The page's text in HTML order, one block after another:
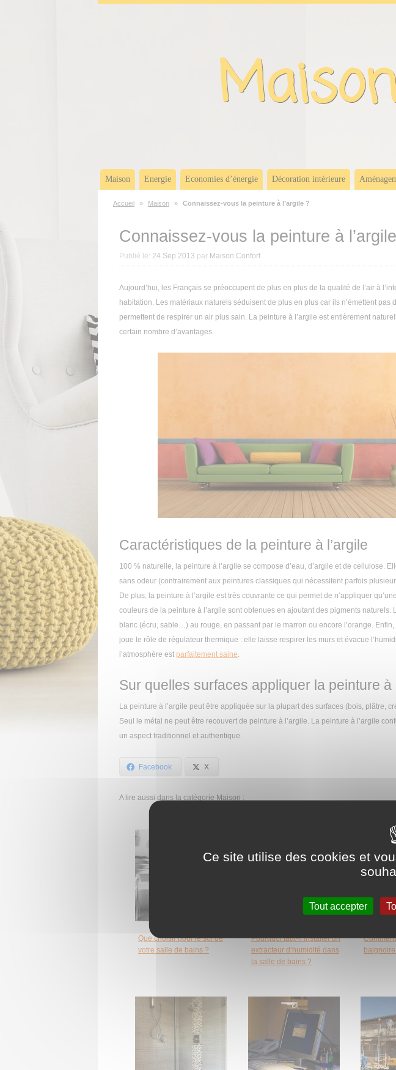
Panneau de gestion des cookies
Ce site utilise des cookies et
Tout accepter
Maison Energie Economies d’énergie Décoration intérieure
Accueil » Maison » Connaissez-vous la peinture à l’argile ?
Connaissez-vous la peinture à
Publié le: 24 Sep 2013 par Maison Confort
Aujourd’hui, les Français se préoccupent de plus en plus de la qualité de l’air à
habitation. Les matériaux naturels séduisent de plus en plus car ils n’émettent pas
permettent de respirer un air plus sain. La peinture à l’argile est entièrement
certain nombre d’avantages.
Caractéristiques de la peinture à l’argile
100 % naturelle, la peinture à l’argile se compose d’eau, d’argile et de cellulose.
sans odeur (contrairement aux peintures classiques qui nécessitent parfois
De plus, la peinture à l’argile est très couvrante ce qui permet de n’appliquer
couleurs de la peinture à l’argile sont obtenues en ajoutant des pigments naturels.
blanc (écru, sable…) au rouge, en passant par le marron ou encore l’orange. Enfin,
joue le rôle de régulateur thermique : elle laisse respirer les murs et évacue
l’atmosphère est parfaitement saine.
Sur quelles surfaces appliquer la peinture à
La peinture à l’argile peut être appliquée sur la plupart des surfaces (bois, plâtre,
Seul le métal ne peut être recouvert de peinture à l’argile. La peinture à l’argile
un aspect traditionnel et authentique.
Facebook X
A lire aussi dans la catégorie Maison :
Que choisir pour le sol de
votre salle de bains ?
Pourquoi faut-il installer un
extracteur d’humidité dans
la salle de bains ?